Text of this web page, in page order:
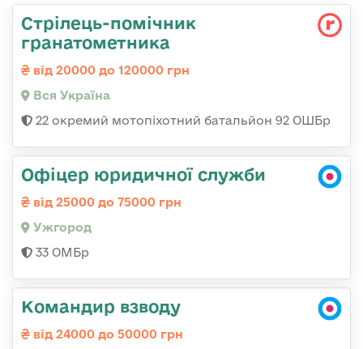
Стрілець-помічник
гранатометника
від 20000 до 120000 грн
Вся Україна
22 окремий мотопіхотний батальйон 92 ОШБр
Офіцер юридичної служби
від 25000 до 75000 грн
Ужгород
33 ОМБр
Командир взводу
від 24000 до 50000 грн